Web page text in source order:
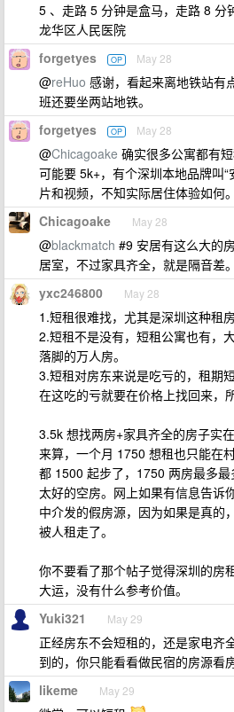
5 、走路 5 分钟是盒马，走路 8 分
龙华区人民医院
forgetyes OP May 28
@reHuo 感谢，看起来离地铁站有
班还要坐两站地铁。
forgetyes OP May 28
@Chicagoake 确实很多公寓都有
可能要 5k+，有个深圳本地品牌叫
片和视频，不知实际居住体验如何。
Chicagoake May 28
@blackmatch #9 安居有这么大的
居室，不过家具齐全，就是隔音差。
yxc246800 May 28
1.短租很难找，尤其是深圳这种租
2.短租不是没有，短租公寓也有，
落脚的万人房。
3.短租对房东来说是吃亏的，租期
在这吃的亏就要在价格上找回来，
3.5k 想找两房+家具齐全的房子实
来算，一个月 1750 想租也只能在
都 1500 起步了，1750 两房最多
太好的空房。网上如果有信息告诉
中介发的假房源，因为如果是真的
被人租走了。
你不要看了那个帖子觉得深圳的房
大运，没有什么参考价值。
Yuki321 May 29
正经房东不会短租的，还是家电齐
到的，你只能看看做民宿的房源看
likeme May 29